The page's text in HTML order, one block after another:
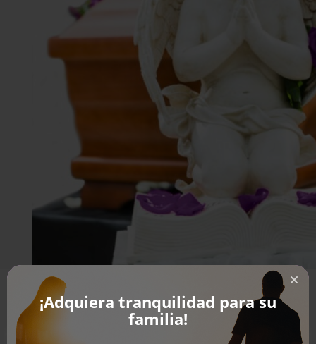
¡Adquiera tranquilidad para su
familia!